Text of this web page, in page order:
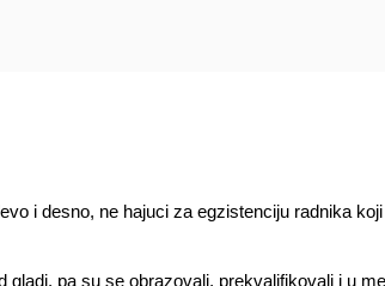
i desno, ne hajuci za egzistenciju radnika
gladi, pa su se obrazovali, prekvalifikovali i u